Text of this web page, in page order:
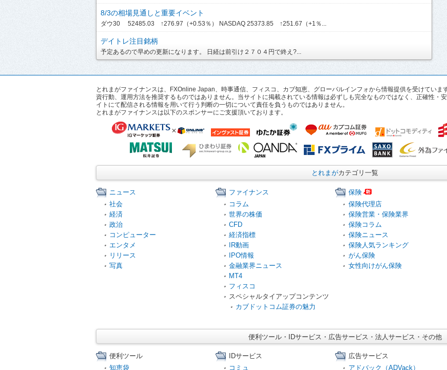
8/3の相場見通しと重要イベント
ダウ30 52485.03 ↑276.97（+0.53％） NASDAQ 25373.85 ↑251.67（+1％...
デイトレ注目銘柄
予定あるので早めの更新になります。 日経は前引け２７０４円で終え?...
とれまがファイナンスは、FXOnline Japan、時事通信、フィスコ、カブ知恵、グローバルインフォから情報提供を受けてい
資行動、運用方法を推奨するものではありません。当サイトに掲載されている情報は必ずしも完全なものではなく、正確性・
イトにて配信される情報を用いて行う判断の一切について責任を負うものではありません。
とれまがファイナンスは以下のスポンサーにご支援頂いております。
とれまがカテゴリ一覧
ニュース
社会
経済
政治
コンピューター
エンタメ
リリース
写真
ファイナンス
コラム
世界の株価
CFD
経済指標
IR動画
IPO情報
金融業界ニュース
MT4
フィスコ
スペシャルタイアップコンテンツ
カブドットコム証券の魅力
保険
保険代理店
保険営業・保険業界
保険コラム
保険ニュース
保険人気ランキング
がん保険
女性向けがん保険
便利ツール・IDサービス・広告サービス・法人サービス・その他
便利ツール
知恵袋
IDサービス
コミュ
広告サービス
アドバック（ADVack）